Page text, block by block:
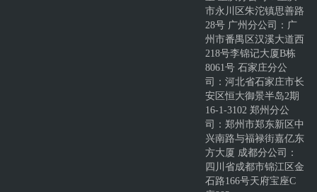
市永川区朱沱镇思善路
28号 广州分公司：广
州市番禺区汉溪大道西
218号李锦记大厦B栋
8061号 石家庄分公
司：河北省石家庄市长
安区恒大御景半岛2期
16-1-3102 郑州分公
司：郑州市郑东新区中
兴南路与福禄街嘉亿东
方大厦 成都分公司：
四川省成都市锦江区金
石路166号天府宝座C